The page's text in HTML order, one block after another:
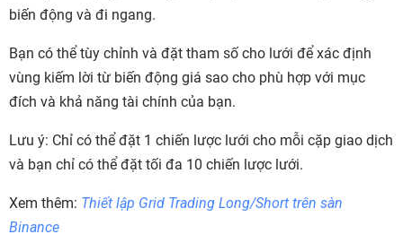
biến động và đi ngang.
Bạn có thể tùy chỉnh và đặt tham số cho lưới để xác định
vùng kiếm lời từ biến động giá sao cho phù hợp với mục
đích và khả năng tài chính của bạn.
Lưu ý: Chỉ có thể đặt 1 chiến lược lưới cho mỗi cặp giao dịch
và bạn chỉ có thể đặt tối đa 10 chiến lược lưới.
Xem thêm: Thiết lập Grid Trading Long/Short trên sàn
Binance